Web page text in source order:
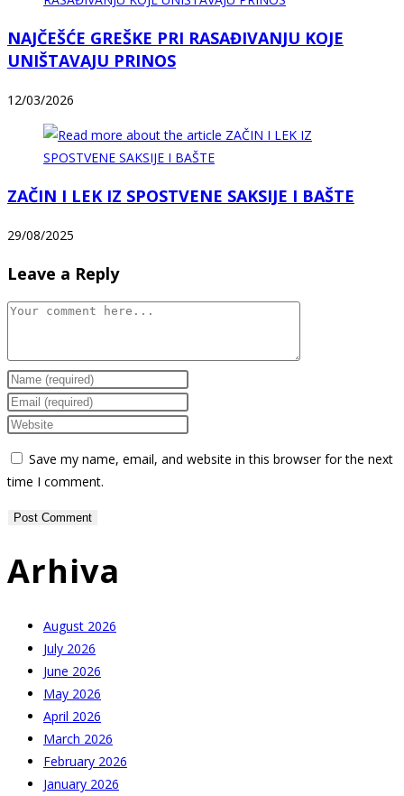
NAJČEŠĆE GREŠKE PRI RASAĐIVANJU KOJE
UNIŠTAVAJU PRINOS
12/03/2026
ZAČIN I LEK IZ SPOSTVENE SAKSIJE I BAŠTE
29/08/2025
Leave a Reply
Comment
Enter
your
name
username
to
comment
Enter
your
address
to
comment
Enter
website
URL
(optional)
Save my name, email, and website in this browser for the next
time I comment.
Arhiva
August 2026
July 2026
June 2026
May 2026
April 2026
March 2026
February 2026
January 2026